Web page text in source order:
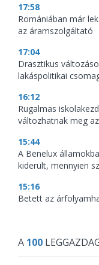
17:58
Romániában már
az áramszolgáltató
17:04
Drasztikus
lakáspolitikai
16:12
Rugalmas
változhatnak meg
15:44
A Benelux
kiderült, mennyien
15:16
Betett az
A 100